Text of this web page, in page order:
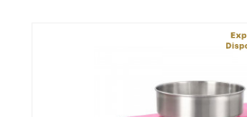
Nous comprenons les besoins
Food sont adaptés à leurs exigences.
permet de préparer